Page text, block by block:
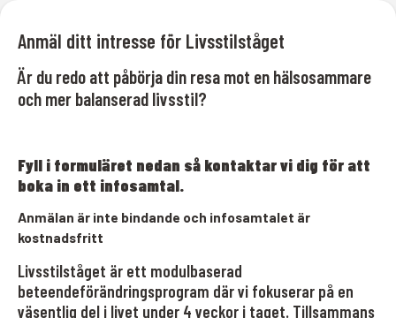
Anmäl ditt intresse för Livsstilståget
Är du redo att påbörja din resa mot en hälsosammare
och mer balanserad livsstil?
Fyll i formuläret nedan så kontaktar vi dig för att
boka in ett infosamtal.
Anmälan är inte bindande och infosamtalet är
kostnadsfritt
Livsstilståget är ett modulbaserad
beteendeförändringsprogram där vi fokuserar på en
väsentlig del i livet under 4 veckor i taget. Tillsammans